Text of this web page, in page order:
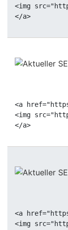
<img
<a
<img
<a
<img